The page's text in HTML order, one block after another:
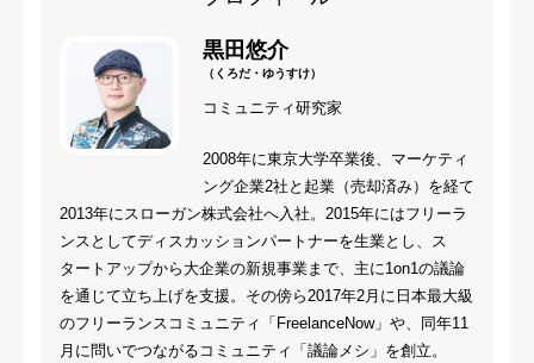
黒田悠介
（くろだ・ゆうすけ）
コミュニティ研究家
2008年に東京大学卒業後、マーケティ
ング企業2社と起業（売却済み）を経て
2013年にスローガン株式会社へ入社。2015年にはフリーラ
ンスとしてディスカッションパートナーを生業とし、ス
タートアップから大企業の新規事業まで、主に1on1の議論
を通じて立ち上げを支援。その傍ら2017年2月に日本最大級
のフリーランスコミュニティ「FreelanceNow」や、同年11
月に問いでつながるコミュニティ「議論メシ」を創立。